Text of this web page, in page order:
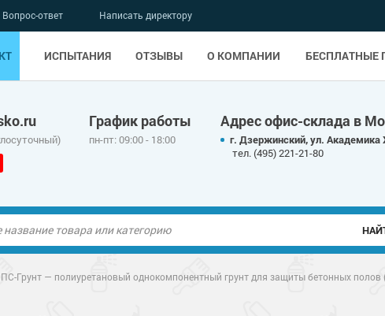
Вопрос-ответ Написать директору
ИСПЫТАНИЯ ОТЗЫВЫ О КОМПАНИИ БЕСПЛАТНЫЕ
График работы
пн-пт: 09:00 - 18:00
Адрес офис-склада в
г. Дзержинский, ул.
тел. (495) 221-21-80
полы
ПС-Грунт — полиуретановый однокомпонентный грунт для защиты бетонных полов